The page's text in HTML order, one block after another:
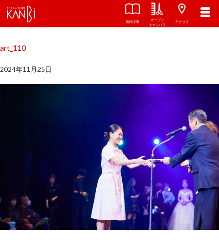
アクセス
オープン
キャンパス
資料請求
関西美容専門学校
art_110
2024年11月25日